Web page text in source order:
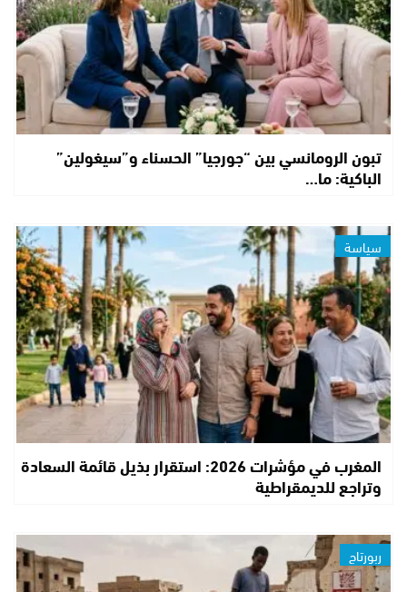
تبون الرومانسي بين “جورجيا” الحسناء و”سيغولين”
الباكية: ما…
سياسة
المغرب في مؤشرات 2026: استقرار بذيل قائمة السعادة
وتراجع للديمقراطية
ربورتاج